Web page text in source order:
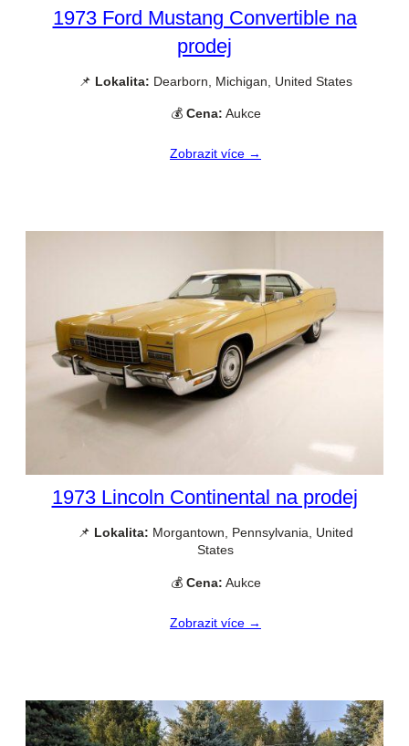
1973 Ford Mustang Convertible na
prodej
📌 Lokalita: Dearborn, Michigan, United States
💰 Cena: Aukce
Zobrazit více →
1973 Lincoln Continental na prodej
📌 Lokalita: Morgantown, Pennsylvania, United
States
💰 Cena: Aukce
Zobrazit více →